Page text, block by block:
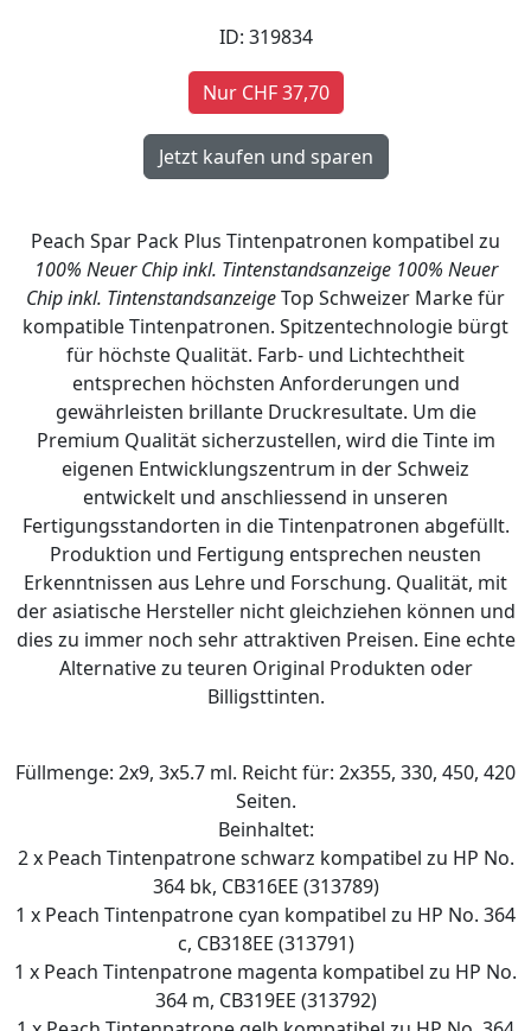
ID: 319834
Nur CHF 37,70
Peach Spar Pack Plus Tintenpatronen kompatibel zu
100% Neuer Chip inkl. Tintenstandsanzeige 100% Neuer
Chip inkl. TintenstandsanzeigeTop Schweizer Marke für
kompatible Tintenpatronen. Spitzentechnologie bürgt
für höchste Qualität. Farb- und Lichtechtheit
entsprechen höchsten Anforderungen und
gewährleisten brillante Druckresultate. Um die
Premium Qualität sicherzustellen, wird die Tinte im
eigenen Entwicklungszentrum in der Schweiz
entwickelt und anschliessend in unseren
Fertigungsstandorten in die Tintenpatronen abgefüllt.
Produktion und Fertigung entsprechen neusten
Erkenntnissen aus Lehre und Forschung. Qualität, mit
der asiatische Hersteller nicht gleichziehen können und
dies zu immer noch sehr attraktiven Preisen. Eine echte
Alternative zu teuren Original Produkten oder
Billigsttinten.
Füllmenge: 2x9, 3x5.7 ml. Reicht für: 2x355, 330, 450, 420
Seiten.
Beinhaltet:
2 x Peach Tintenpatrone schwarz kompatibel zu HP No.
364 bk, CB316EE (313789)
1 x Peach Tintenpatrone cyan kompatibel zu HP No. 364
c, CB318EE (313791)
1 x Peach Tintenpatrone magenta kompatibel zu HP No.
364 m, CB319EE (313792)